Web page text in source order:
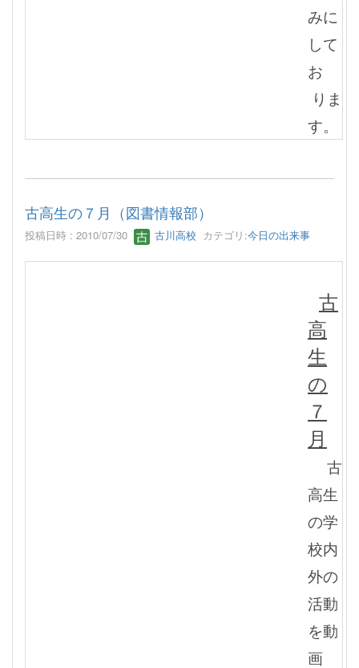
みに
して
お
りま
す。
古高生の７月（図書情報部）
投稿日時 : 2010/07/30 古川高校 カテゴリ:今日の出来事
古
高
生
の
７
月
古
高生
の学
校内
外の
活動
を動
画